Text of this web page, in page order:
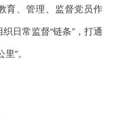
育、管理、监督党员作
日常监督“链条”，打通
”。